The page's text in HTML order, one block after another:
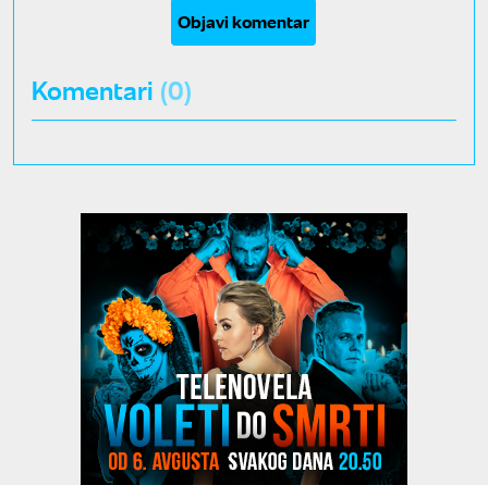
Objavi komentar
Komentari (0)